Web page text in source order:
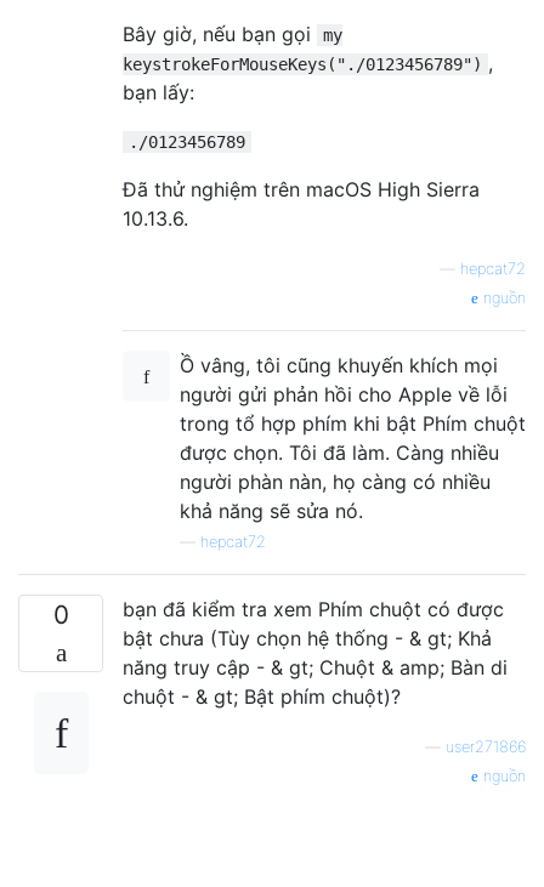
Bây giờ, nếu bạn gọi
my
keystrokeForMouseKeys("./0123456789") ,
bạn lấy:
./0123456789
Đã thử nghiệm trên macOS High Sierra
10.13.6.
hepcat72
nguồn
Ồ vâng, tôi cũng khuyến khích mọi
người gửi phản hồi cho Apple về lỗi
trong tổ hợp phím khi bật Phím chuột
được chọn. Tôi đã làm. Càng nhiều
người phàn nàn, họ càng có nhiều
khả năng sẽ sửa nó.
hepcat72
0
bạn đã kiểm tra xem Phím chuột có được
bật chưa (Tùy chọn hệ thống - & gt; Khả
năng truy cập - & gt; Chuột & amp; Bàn di
chuột - & gt; Bật phím chuột)?
user271866
nguồn